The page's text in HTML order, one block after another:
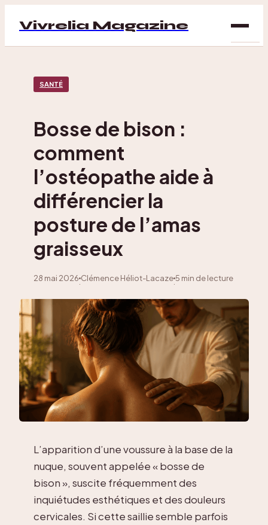
Vivrelia Magazine
SANTÉ
Bosse de bison :
comment
l’ostéopathe aide à
différencier la
posture de l’amas
graisseux
28 mai 2026
·
Clémence Héliot-Lacaze
·
5 min de lecture
L’apparition d’une voussure à la base de la
nuque, souvent appelée « bosse de
bison », suscite fréquemment des
inquiétudes esthétiques et des douleurs
cervicales. Si cette saillie semble parfois